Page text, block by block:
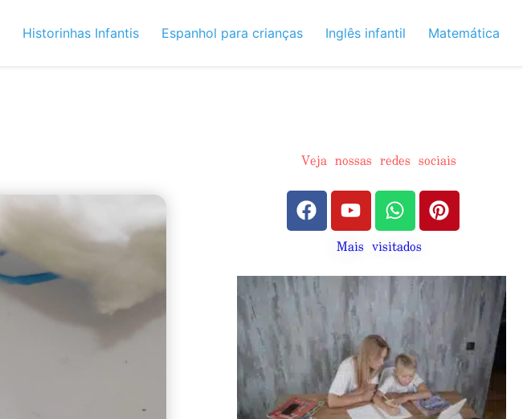
Historinhas Infantis Espanhol para crianças Inglês infantil Matemática
Veja nossas redes sociais
Mais visitados